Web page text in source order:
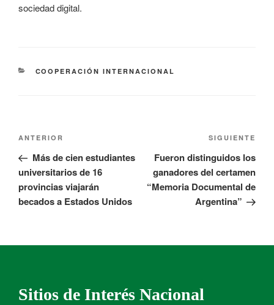
sociedad digital.
COOPERACIÓN INTERNACIONAL
ANTERIOR
Más de cien estudiantes
universitarios de 16
provincias viajarán
becados a Estados Unidos
SIGUIENTE
Fueron distinguidos los
ganadores del certamen
“Memoria Documental de
Argentina”
Sitios de Interés Nacional